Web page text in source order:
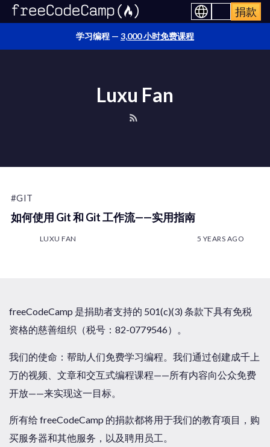
捐款
学习编程 — 3,000 小时免费课程
Luxu Fan
#GIT
如何使用 Git 和 Git 工作流——实用指南
LUXU FAN 5 YEARS AGO
freeCodeCamp 是捐助者支持的 501(c)(3) 条款下具有免税
资格的慈善组织（税号：82-0779546）。
我们的使命：帮助人们免费学习编程。我们通过创建成千上
万的视频、文章和交互式编程课程——所有内容向公众免费
开放——来实现这一目标。
所有给 freeCodeCamp 的捐款都将用于我们的教育项目，购
买服务器和其他服务，以及聘用员工。